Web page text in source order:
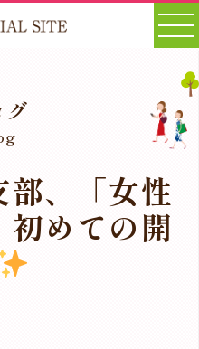
グ
、「女性
めての開